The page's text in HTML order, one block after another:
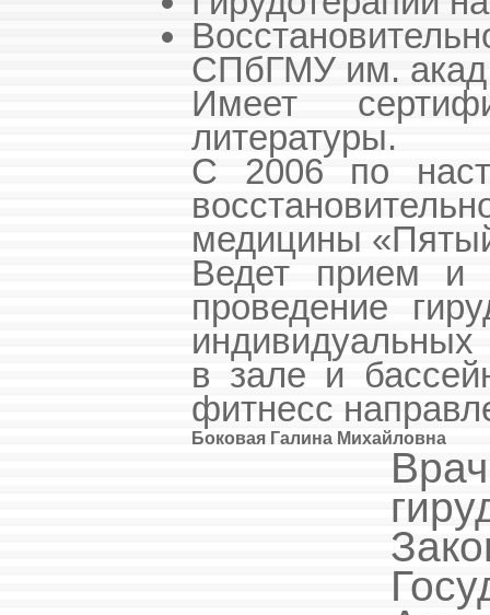
СПбГМУ им.
Имеет
литературы.
С 2006 по
медицины
Ведет прием и
проведение
в зале и
фитнесс
Боковая Галина Михайловна